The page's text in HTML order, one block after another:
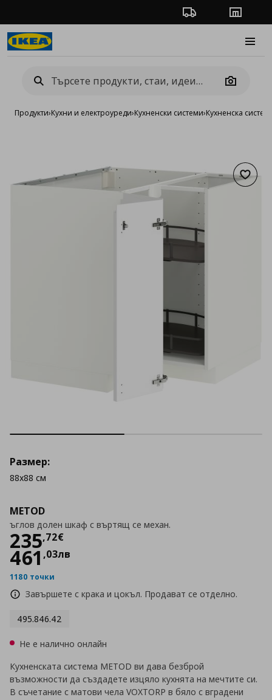
Проследяване на
Camera
Продукти›Кухни и електроуреди›Кухненски системи›Кухненска
METOD
ъглов долен шкаф с въртящ се механ.
235,72€
Цена
461 ,03лв
1180 точки
Завършете с крака и цокъл. Продават се отделно.
495.846.42
Размер:
88x88 см
Не е налично онлайн
Кухненската система METOD ви дава безброй
възможности да създадете изцяло кухнята на мечтите си.
В съчетание с матови чела VOXTORP в бяло с вградени